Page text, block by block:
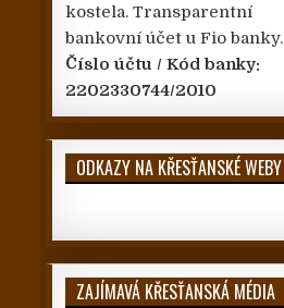
kostela. Transparentní
bankovní účet u Fio banky.
Číslo účtu / Kód banky:
2202330744/2010
ODKAZY NA KŘESŤANSKÉ WEBY
ZAJÍMAVÁ KŘESŤANSKÁ MÉDIA